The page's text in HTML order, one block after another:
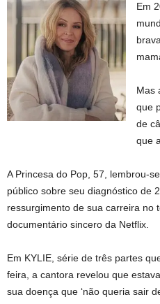
Em
Mas
que
de
que
A Princesa do Pop, 57, lembrou-
público sobre seu diagnóstico de
ressurgimento de sua carreira no
documentário sincero da Netflix.
Em KYLIE, série de três partes
feira, a cantora revelou que
sua doença que ‘não queria sair